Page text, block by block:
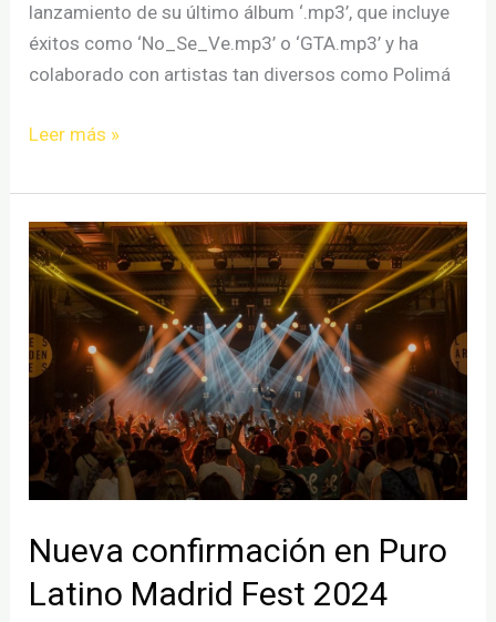
lanzamiento de su último álbum ‘.mp3’, que incluye
éxitos como ‘No_Se_Ve.mp3’ o ‘GTA.mp3’ y ha
colaborado con artistas tan diversos como Polimá
EMILIA
nuevos
conciertos
en
España
Leer más »
Nueva confirmación en Puro
Latino Madrid Fest 2024